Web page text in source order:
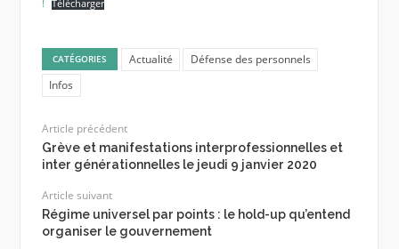
!
Télécharger
CATÉGORIES Actualité
Défense des personnels
Infos
Article précédent
Grève et manifestations interprofessionnelles et
inter générationnelles le jeudi 9 janvier 2020
Article suivant
Régime universel par points : le hold-up qu’entend
organiser le gouvernement